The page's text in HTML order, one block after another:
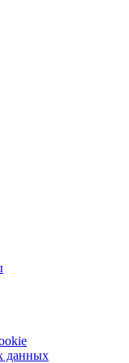
данных